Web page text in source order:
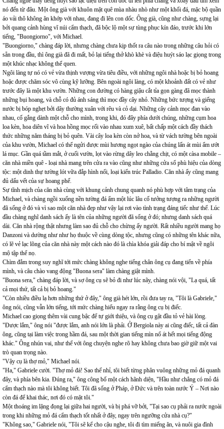
nó đến từ đâu. Một ông già với khuôn mặt quê mùa nhàu nhò như một khối đá, mặc bộ quần
áo vải thô không ăn khớp với nhau, đang đi lên con dốc. Ông già, cũng như chàng, sựng lại
bởi quang cảnh hùng vĩ núi cẩm thạch, đã bộc lộ một sự tùng phục kín đáo, trước khi lớn
tiếng, "Buongiorno", với Michael.
"Buongiorno," chàng đáp lời, nhưng chàng chưa kịp thốt ra câu nào trong những câu hỏi có
sẵn trong đầu, thì ông già đã đi mất, bỏ lại tiếng thở khò khè và điệu huýt sáo lạc giọng trong
một khúc nhạc không thể quen.
Ngôi làng tự nó có vẻ vừa thịnh vượng vừa tiêu điều, với những ngôi nhà hoặc bị bỏ hoang
hoặc được chăm sóc vô cùng kỹ lưỡng. Bên ngoài ngôi làng, có một khoảnh đất có vẻ như
trước đây là một khu vườn. Những con đường có hàng giậu cắt tỉa gọn gàng đã mọc thành
những bụi hoang, và chỗ có đủ ánh sáng thì mọc đầy cây nhỏ. Những bức tượng và giếng
nước bị bóp nghẹt bởi dây thường xuân với rêu và cỏ dại. Những cây cảnh mọc đan vào
nhau, cố gắng dành một chỗ cho mình, trong khi, đó đây phía dưới chúng, những cụm hoa
loa kèn, hoa diên vĩ và hoa hồng mọc rối vào nhau xum xuê, bất chấp một cách đầy thách
thức những năm tháng bị bỏ quên. Vài cây loa kèn còn nở hoa, và từ vách tường bên ngoài
của khu vườn, Michael có thể ngửi được mùi hương ngọt ngào của chúng lấn át mùi ẩm ướt
lá mục. Gần quá tầm mắt, ở cuối vườn, lọt vào rừng dây leo chằng chịt, có một càsa mobile –
căn nhà miền quê - loại nhà mang trên cửa ra vào cũng như những cửa sổ phù hiệu của dòng
tộc: một dinh thự tường lót vữa đắp hình nổi, loại kiến trúc Palladio. Căn nhà ấy cũng mang
đủ dấu vết của sự hoang phế.
Sự tĩnh mịch của căn nhà cùng với khung cảnh chung quanh nó phù hợp với tâm trạng của
Michael, và chàng ngồi xuống nền tường đá ẩm một lúc lâu cố tưởng tượng ra những người
đã sống ở đó và vì sao một căn nhà đẹp như vậy lại rơi vào tình trạng đáng tiếc như thế. Lúc
đầu chàng nghĩ danh sách ấy là tên của những người đã sống ở đó; nhưng danh sách quá
dài. Căn nhà rộng thật nhưng làm sao đủ chỗ cho chừng ấy người. Rất nhiều người mang họ
Danzoni và dường như như họ thuộc về cùng dòng tộc, nhưng cũng có những tên khác nữa,
có lẽ vẻ lạc lõng của căn nhà này một cách nào đó là chìa khóa giải đáp cho bí mật về ngôi
mộ tập thể nọ.
Chìm đắm trong suy nghĩ tới mức chàng không nghe tiếng chân ông cụ đang tiến về phía
mình, và câu chào vang động "Buona sera" làm chàng giật mình.
"Buona sera," chàng đáp lời, và sợ ông cụ sẽ bỏ đi như lúc nãy, chàng nói vội, "Lạ quá, tất
cả mọi thứ, tất cả bị bỏ hoang."
"Còn nhiều điều lạ hơn những thứ ở đây," ông già hét lớn, rồi đưa tay ra, "Tôi là Gabriele,"
ông nói, cũng vẫn lớn tiếng, tới mức chàng hiểu ngay ra rằng ông cụ bị điếc.
Michael cao giọng thêm vài cung bậc để tự giới thiệu, và ông cụ gật đầu tỏ vẻ hài lòng.
"Được lắm," ông nói "được lắm, anh nói lớn là phải. Ở Bergiola này ai cũng điếc, tất cả đàn
ông, cũng tại làm việc trong hầm đá, sau một thời gian tiếng mìn nổ át hết mọi tiếng động
khác." Ông nhún vai, như thể với ông chuyện nghe rõ hay không chưa bao giờ giữ một vai
trò quan trọng nào.
"Vậy cụ là thợ mỏ," Michael nói.
"Ha," Gabriele cười. "Thợ mỏ đá! Sao thế nhỉ, tôi biết từng phân vuông những mỏ đá quanh
đây, và phía bên kia. Đúng ra," ông công bố một cách hãnh diện, "Hầu như chẳng có mỏ đá
cẩm thạch nào mà tôi không biết. Tôi đã sống ở Pháp, ở Đức và trên toàn nước Ý – Nơi nào
còn đá để khai thác, nơi đó có mặt tôi."
Một thoáng im lặng đọng lại giữa hai người, và bị phá vỡ bởi, "Tại sao cụ phải ra nước ngoài
trong khi những mỏ đá cẩm thạch tốt nhất ở đây, ngay trên ngưỡng cửa nhà cụ?"
"Không sao," Gabriele nói, "Tôi sẽ kể cho cậu nghe, tôi đi tìm miếng ăn, và nuôi gia đình